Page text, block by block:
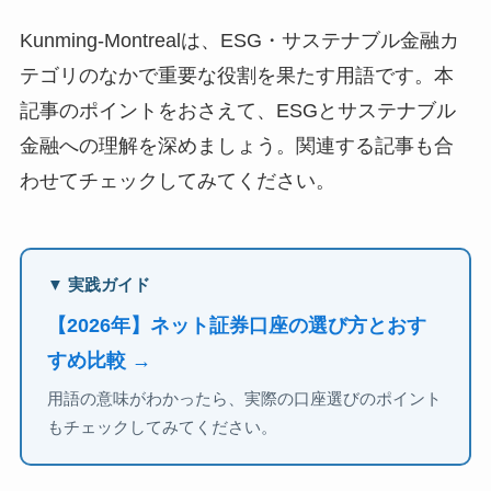
Kunming-Montrealは、ESG・サステナブル金融カ
テゴリのなかで重要な役割を果たす用語です。本
記事のポイントをおさえて、ESGとサステナブル
金融への理解を深めましょう。関連する記事も合
わせてチェックしてみてください。
▼ 実践ガイド
【2026年】ネット証券口座の選び方とおす
すめ比較 →
用語の意味がわかったら、実際の口座選びのポイント
もチェックしてみてください。